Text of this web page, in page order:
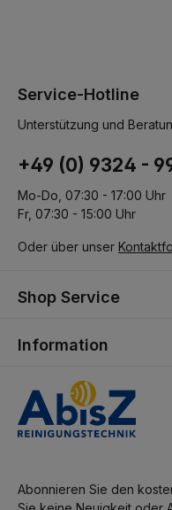
Abonnieren Sie den
Service-Hotline
Unterstützung und
+49 (0) 9324 -
Mo-Do, 07:30 - 17:00 Uhr
Fr, 07:30 - 15:00 Uhr
Oder über unser
Shop Service
Information